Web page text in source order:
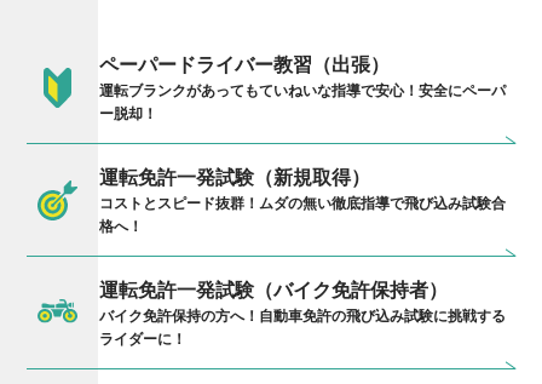
ペーパードライバー教習（出張）
運転ブランクがあってもていねいな指導で安心！安全にペーパ
ー脱却！
運転免許一発試験（新規取得）
コストとスピード抜群！ムダの無い徹底指導で飛び込み試験合
格へ！
運転免許一発試験（バイク免許保持者）
バイク免許保持の方へ！自動車免許の飛び込み試験に挑戦する
ライダーに！